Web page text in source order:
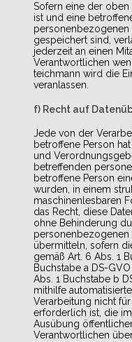
Sofern eine der
ist und eine
personenbezogenen
gespeichert sind,
jederzeit an einen
Verantwortlichen
teichmann wird die
veranlassen.
f) Recht auf
Jede von der
betroffene Person
und
betreffenden
betroffene Person
wurden, in einem
maschinenlesbaren
das Recht, diese
ohne Behinderung
übermitteln, sofern
gemäß Art. 6 Abs. 1
Buchstabe a DS-
Abs. 1 Buchstabe b
mithilfe
Verarbeitung nicht
erforderlich ist, die
Ausübung
Verantwortlichen